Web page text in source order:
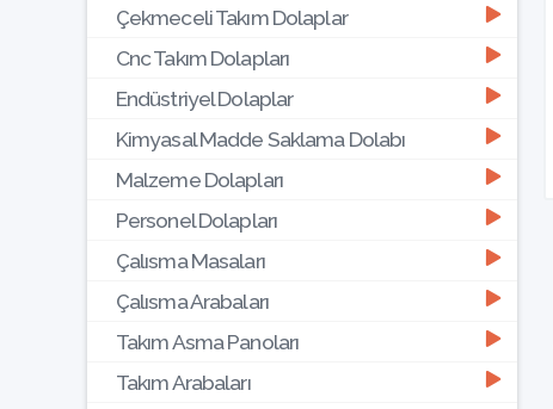
Çekmeceli Takım Dolaplar
Cnc Takım Dolapları
Endüstriyel Dolaplar
Kimyasal Madde Saklama Dolabı
Malzeme Dolapları
Personel Dolapları
Çalısma Masaları
Çalısma Arabaları
Takım Asma Panoları
Takım Arabaları